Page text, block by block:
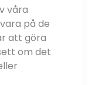
våra
på de
att göra
om det